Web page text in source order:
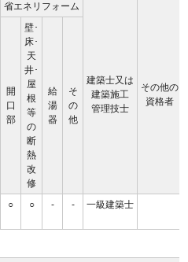
省エネリフォーム
建築士又は
建築施工
管理技士
その他の
資格者
開
口
部
壁･
床･
天
井･
屋
根
等
の
断
熱
改
修
給
湯
器
そ
の
他
○ ○ - - 一級建築士